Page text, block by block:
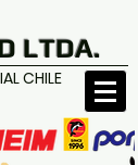
LTDA.
CHILE